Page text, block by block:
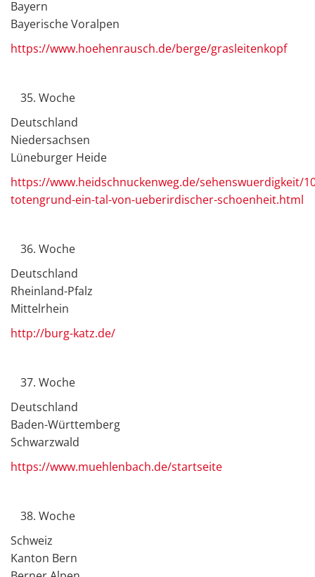
Bayern
Bayerische Voralpen
https://www.hoehenrausch.de/berge/grasleitenkopf
Woche
Deutschland
Niedersachsen
Lüneburger Heide
https://www.heidschnuckenweg.de/sehenswuerdigkeit/
totengrund-ein-tal-von-ueberirdischer-schoenheit.html
Woche
Deutschland
Rheinland-Pfalz
Mittelrhein
http://burg-katz.de/
Woche
Deutschland
Baden-Württemberg
Schwarzwald
https://www.muehlenbach.de/startseite
Woche
Schweiz
Kanton Bern